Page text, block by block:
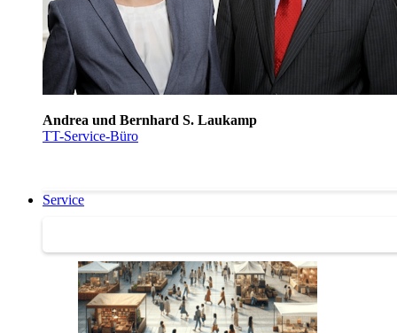
Andrea und Bernhard S. Laukamp
TT-Service-Büro
Service